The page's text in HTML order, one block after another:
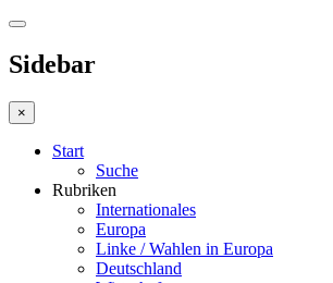
Sidebar
×
Start
Suche
Rubriken
Internationales
Europa
Linke / Wahlen in Europa
Deutschland